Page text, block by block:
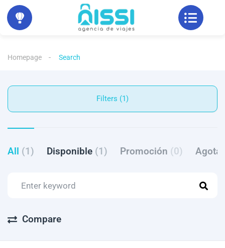
Homepage Search
Filters (1)
All (1) Disponible (1) Promoción (0)
Compare